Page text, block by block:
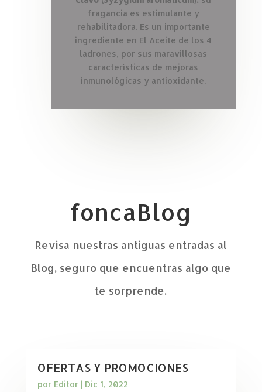
fragancia es estimulante y
rehabilitadora. Es un importante
ingrediente en El Aceite de los 4
ladrones, por sus maravillosas
características de mejoras
inmunológicas y antioxidante.
foncaBlog
Revisa nuestras antiguas entradas al
Blog, seguro que encuentras algo que
te sorprende.
OFERTAS Y PROMOCIONES
por Editor| Dic 1, 2022